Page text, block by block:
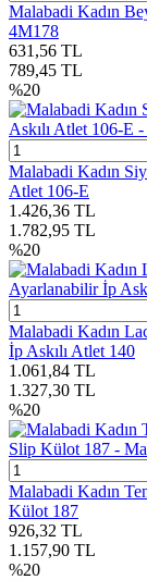
Malabadi Kadın
4M178
631,56 TL
789,45 TL
%20
Malabadi Kadın
Atlet 106-E
1.426,36 TL
1.782,95 TL
%20
Malabadi Kadın
İp Askılı Atlet 140
1.061,84 TL
1.327,30 TL
%20
Malabadi Kadın
Külot 187
926,32 TL
1.157,90 TL
%20